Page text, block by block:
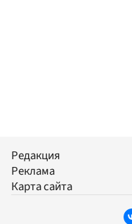
Редакция
Реклама
Карта сайта